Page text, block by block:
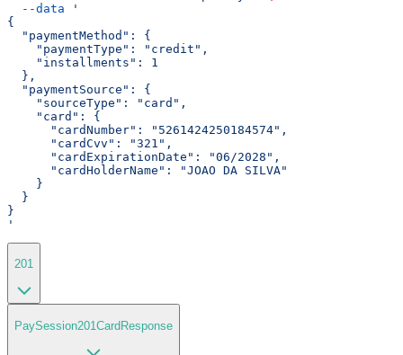
  --data
'
{
  "paymentMethod": {
    "paymentType": "credit",
    "installments": 1
  },
  "paymentSource": {
    "sourceType": "card",
    "card": {
      "cardNumber": "5261424250184574",
      "cardCvv": "321",
      "cardExpirationDate": "06/2028",
      "cardHolderName": "JOAO DA SILVA"
    }
  }
}
'
201
PaySession201CardResponse